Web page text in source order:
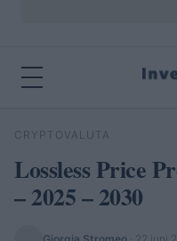
Zoeken
CRYPTOVALUTA
Lossless Price
– 2025 – 2030